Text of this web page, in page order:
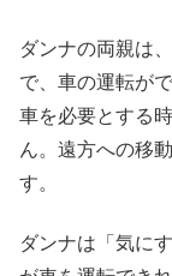
ダンナの両親は
で、車の運転が
車を必要とする
ん。遠方への移
す。
ダンナは「気に